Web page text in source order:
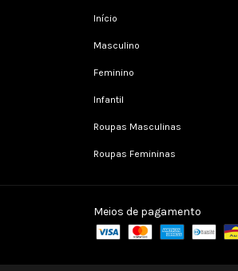
Início
Masculino
Feminino
Infantil
Roupas Masculinas
Roupas Femininas
Meios de pagamento